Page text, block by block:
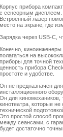
Корпус прибора
с сенсорным дисплеем.
Встроенный лазер
место на экране, где
Зарядка через USB-C,
Конечно, киноинженеры
полагаться на
приборы для точной
ценность прибора
простоте и удобстве.
Он не предназначен
инсталляционного
Он для киномехаников,
кинотеатра, которые
технической
Это простой способ
между сеансами, с
будет достаточно